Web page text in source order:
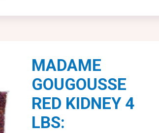
MADAME
GOUGOUSSE
RED KIDNEY 4
LBS: